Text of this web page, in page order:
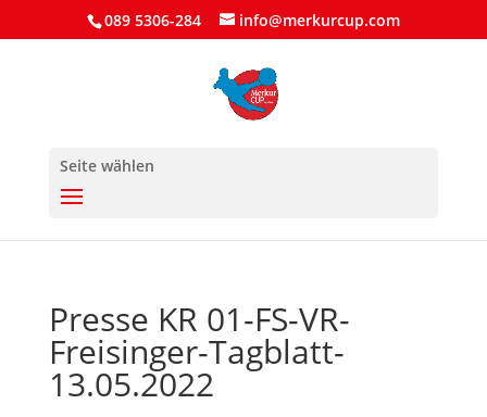
089 5306-284 info@merkurcup.com
Seite wählen
Presse KR 01-FS-VR-
Freisinger-Tagblatt-
13.05.2022